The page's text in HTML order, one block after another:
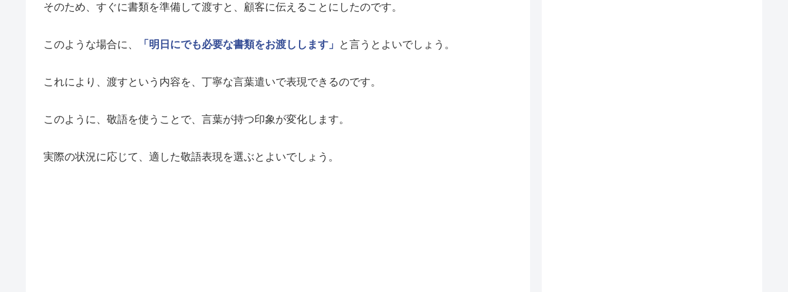
そのため、すぐに書類を準備して渡すと、顧客に伝えることにしたのです。
このような場合に、 「明日にでも必要な書類をお渡しします」 と言うとよいでしょう。
これにより、渡すという内容を、丁寧な言葉遣いで表現できるのです。
このように、敬語を使うことで、言葉が持つ印象が変化します。
実際の状況に応じて、適した敬語表現を選ぶとよいでしょう。